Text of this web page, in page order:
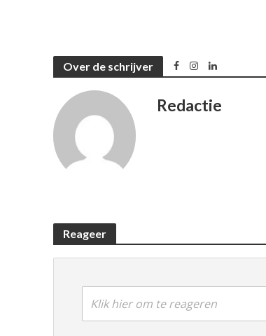
Over de schrijver
Redactie
Reageer
Klik hier om te reageren